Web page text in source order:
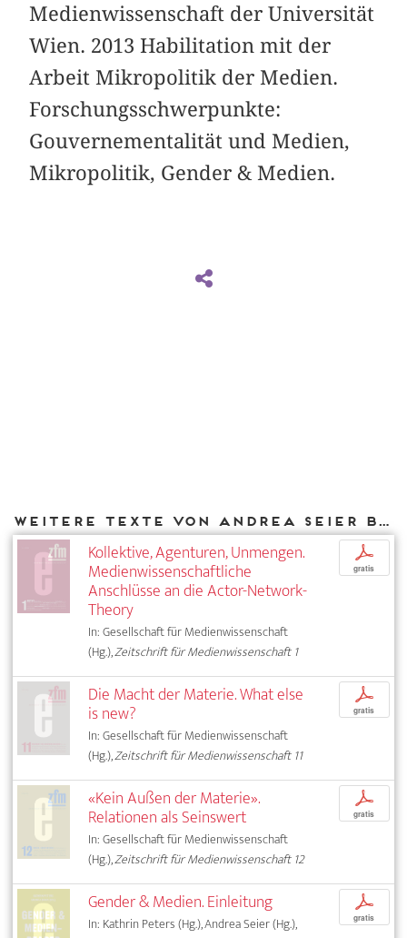
Medienwissenschaft der Universität
Wien. 2013 Habilitation mit der
Arbeit Mikropolitik der Medien.
Forschungsschwerpunkte:
Gouvernementalität und Medien,
Mikropolitik, Gender & Medien.
Weitere Texte von Andrea Seier bei DIAPHANES
Kollektive, Agenturen, Unmengen.
Medienwissenschaftliche
Anschlüsse an die Actor-Network-
Theory
In: Gesellschaft für Medienwissenschaft
(Hg.),Zeitschrift für Medienwissenschaft 1
p
gratis
Die Macht der Materie. What else
is new?
In: Gesellschaft für Medienwissenschaft
(Hg.),Zeitschrift für Medienwissenschaft 11
p
gratis
«Kein Außen der Materie».
Relationen als Seinswert
In: Gesellschaft für Medienwissenschaft
(Hg.),Zeitschrift für Medienwissenschaft 12
p
gratis
Gender & Medien. Einleitung
In: Kathrin Peters (Hg.), Andrea Seier (Hg.),
p
gratis